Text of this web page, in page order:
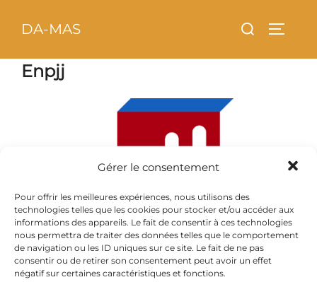
Gérer le consentement
Pour offrir les meilleures expériences, nous utilisons des
technologies telles que les cookies pour stocker et/ou accéder aux
informations des appareils. Le fait de consentir à ces technologies
nous permettra de traiter des données telles que le comportement
de navigation ou les ID uniques sur ce site. Le fait de ne pas
consentir ou de retirer son consentement peut avoir un effet
négatif sur certaines caractéristiques et fonctions.
DA-MAS Rechercher :
Enpjj